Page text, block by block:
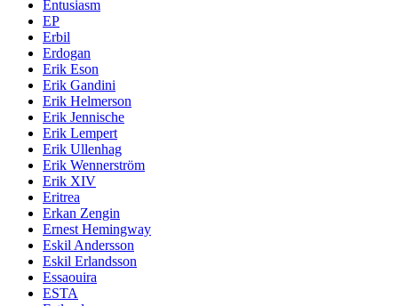
Entusiasm
EP
Erbil
Erdogan
Erik Eson
Erik Gandini
Erik Helmerson
Erik Jennische
Erik Lempert
Erik Ullenhag
Erik Wennerström
Erik XIV
Eritrea
Erkan Zengin
Ernest Hemingway
Eskil Andersson
Eskil Erlandsson
Essaouira
ESTA